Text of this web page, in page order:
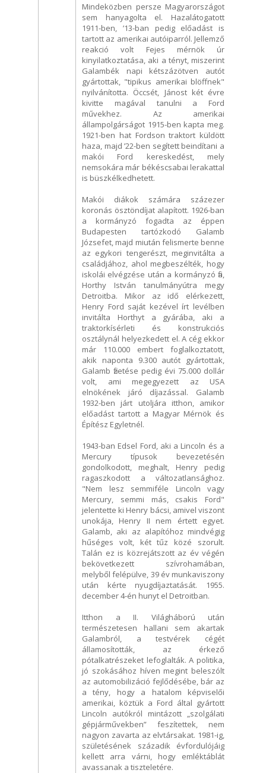
Mindeközben persze Magyarországot
sem hanyagolta el. Hazalátogatott
1911-ben, ’13-ban pedig előadást is
tartott az amerikai autóiparról. Jellemző
reakció volt Fejes mérnök úr
kinyilatkoztatása, aki a tényt, miszerint
Galambék napi kétszázötven autót
gyártottak, "tipikus amerikai blöffnek"
nyilvánította. Öccsét, Jánost két évre
kivitte magával tanulni a Ford
művekhez. Az amerikai
állampolgárságot 1915-ben kapta meg.
1921-ben hat Fordson traktort küldött
haza, majd ’22-ben segített beindítani a
makói Ford kereskedést, mely
nemsokára már békéscsabai lerakattal
is büszkélkedhetett.
Makói diákok számára százezer
koronás ösztöndíjat alapított. 1926-ban
a kormányzó fogadta az éppen
Budapesten tartózkodó Galamb
Józsefet, majd miután felismerte benne
az egykori tengerészt, meginvitálta a
családjához, ahol megbeszélték, hogy
iskolái elvégzése után a kormányzó fia,
Horthy István tanulmányútra megy
Detroitba. Mikor az idő elérkezett,
Henry Ford saját kezével írt levélben
invitálta Horthyt a gyárába, aki a
traktorkísérleti és konstrukciós
osztálynál helyezkedett el. A cég ekkor
már 110.000 embert foglalkoztatott,
akik naponta 9.300 autót gyártottak,
Galamb fizetése pedig évi 75.000 dollár
volt, ami megegyezett az USA
elnökének járó díjazással. Galamb
1932-ben járt utoljára itthon, amikor
előadást tartott a Magyar Mérnök és
Építész Egyletnél.
1943-ban Edsel Ford, aki a Lincoln és a
Mercury típusok bevezetésén
gondolkodott, meghalt, Henry pedig
ragaszkodott a változatlansághoz.
"Nem lesz semmiféle Lincoln vagy
Mercury, semmi más, csakis Ford"
jelentette ki Henry bácsi, amivel viszont
unokája, Henry II nem értett egyet.
Galamb, aki az alapítóhoz mindvégig
hűséges volt, két tűz közé szorult.
Talán ez is közrejátszott az év végén
bekövetkezett szívrohamában,
melyből felépülve, 39 év munkaviszony
után kérte nyugdíjaztatását. 1955.
december 4-én hunyt el Detroitban.
Itthon a II. Világháború után
természetesen hallani sem akartak
Galambról, a testvérek cégét
államosították, az érkező
pótalkatrészeket lefoglalták. A politika,
jó szokásához híven megint beleszólt
az automobilizáció fejlődésébe, bár az
a tény, hogy a hatalom képviselői
amerikai, köztük a Ford által gyártott
Lincoln autókról mintázott „szolgálati
gépjárművekben” feszítettek, nem
nagyon zavarta az elvtársakat. 1981-ig,
születésének századik évfordulójáig
kellett arra várni, hogy emléktáblát
avassanak a tiszteletére.